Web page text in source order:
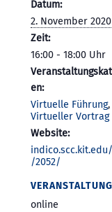
Datum:
2. November 2020
Zeit:
16:00 - 18:00
en:
Virtuelle Führung,
Virtueller Vortrag
Website:
/2052/
online